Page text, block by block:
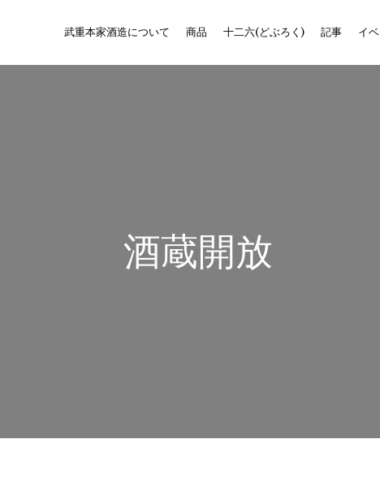
武重本家酒造について 商品 十二六(どぶろく) 記事 イ
酒蔵開放